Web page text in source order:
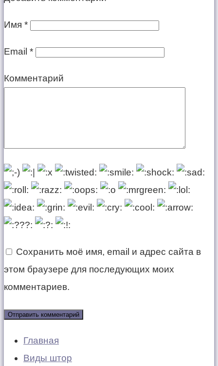
Имя *
Email *
Комментарий
Сохранить моё имя, email и адрес сайта в
этом браузере для последующих моих
комментариев.
Главная
Виды штор